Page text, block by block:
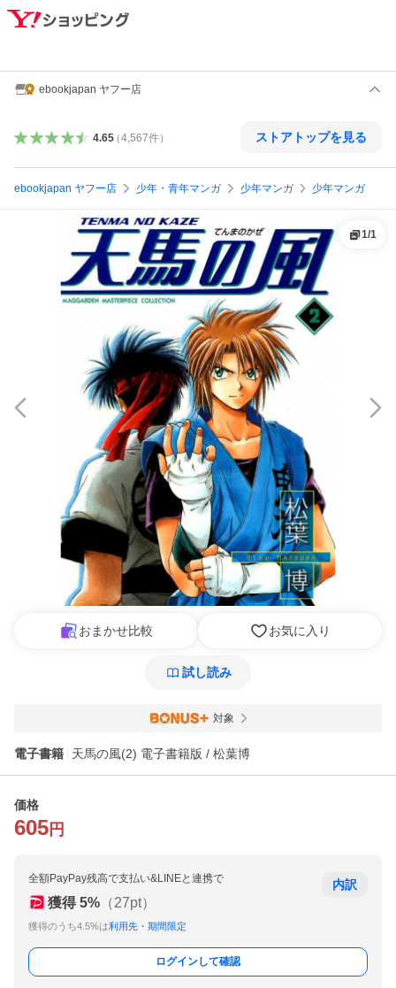
ebookjapan ヤフー店
4.65（4,567件） ストアトップを見る
ebookjapan ヤフー店 少年・青年マンガ 少年マンガ 少年マンガ
1/1
おまかせ比較 お気に入り
試し読み
対象
電子書籍 天馬の風(2) 電子書籍版 / 松葉博
価格
605 円
全額PayPay残高で支払い&LINEと連携で
獲得 5% （27pt）
獲得のうち4.5%は利用先・期間限定
内訳
ログインして確認